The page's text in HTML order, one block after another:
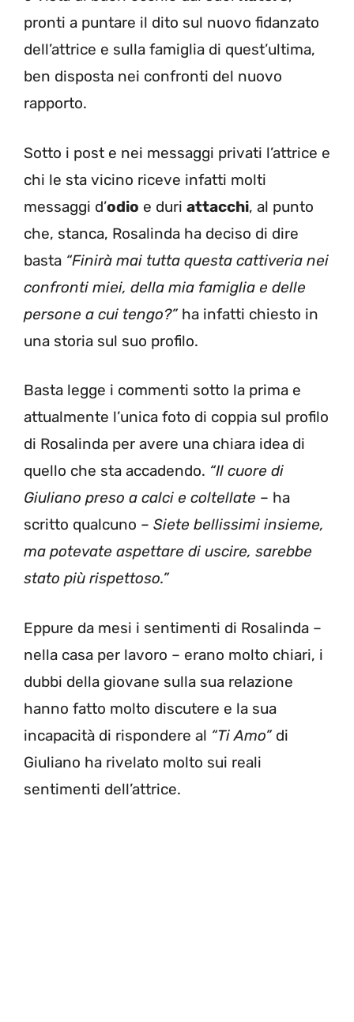
pronti a puntare il dito sul nuovo fidanzato
dell’attrice e sulla famiglia di quest’ultima,
ben disposta nei confronti del nuovo
rapporto.
Sotto i post e nei messaggi privati l’attrice e
chi le sta vicino riceve infatti molti
messaggi d’odio e duri attacchi, al punto
che, stanca, Rosalinda ha deciso di dire
basta “Finirà mai tutta questa cattiveria nei
confronti miei, della mia famiglia e delle
persone a cui tengo?”ha infatti chiesto in
una storia sul suo profilo.
Basta legge i commenti sotto la prima e
attualmente l’unica foto di coppia sul profilo
di Rosalinda per avere una chiara idea di
quello che sta accadendo. “Il cuore di
Giuliano preso a calci e coltellate – ha
scritto qualcuno – Siete bellissimi insieme,
ma potevate aspettare di uscire, sarebbe
stato più rispettoso.”
Eppure da mesi i sentimenti di Rosalinda –
nella casa per lavoro – erano molto chiari, i
dubbi della giovane sulla sua relazione
hanno fatto molto discutere e la sua
incapacità di rispondere al “Ti Amo”di
Giuliano ha rivelato molto sui reali
sentimenti dell’attrice.